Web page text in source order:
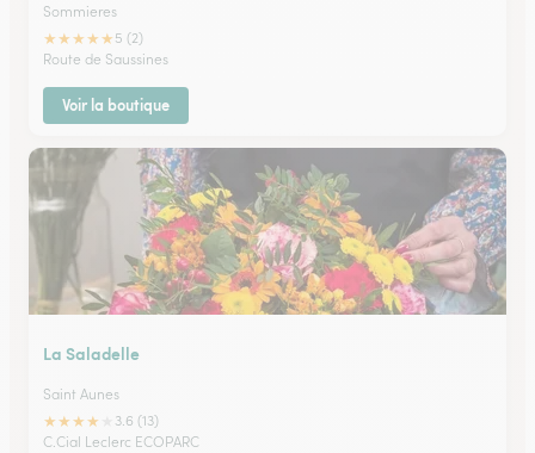
Sommieres
★★★★★ 5 (2)
Route de Saussines
Voir la boutique
La Saladelle
Saint Aunes
★★★★
3.6 (13)
C.Cial Leclerc ECOPARC